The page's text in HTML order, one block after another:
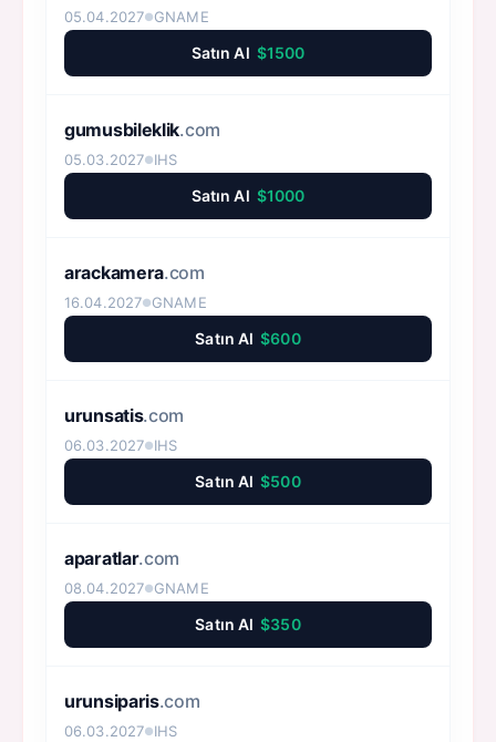
05.04.2027●GNAME
Satın Al $1500
gumusbileklik.com
05.03.2027●IHS
Satın Al $1000
arackamera.com
16.04.2027●GNAME
Satın Al $600
urunsatis.com
06.03.2027●IHS
Satın Al $500
aparatlar.com
08.04.2027●GNAME
Satın Al $350
urunsiparis.com
06.03.2027●IHS